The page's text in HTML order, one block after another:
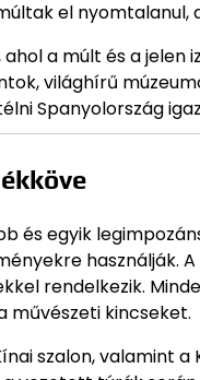
el nyomtalanul,
a múlt és a
világhírű
Spanyolország
és egyik
használják.
rendelkezik.
művészeti kincseket.
szalon, valamint